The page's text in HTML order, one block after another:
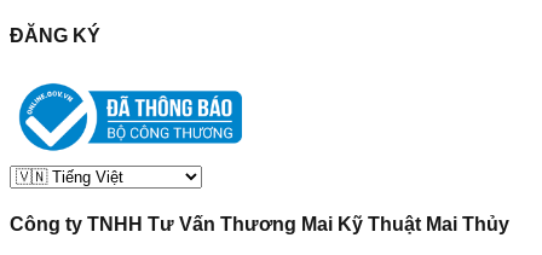
ĐĂNG KÝ
Công ty TNHH Tư Vấn Thương Mai Kỹ Thuật Mai Thủy